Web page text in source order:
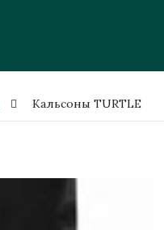
Кальсоны TURTLE